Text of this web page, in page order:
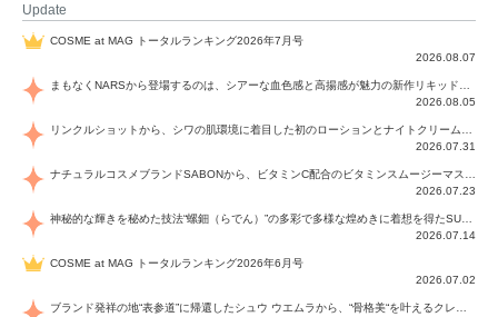
Update
COSME at MAG トータルランキング2026年7月号
2026.08.07
2026.08.05
2026.07.31
2026.07.23
2026.07.14
COSME at MAG トータルランキング2026年6月号
2026.07.02